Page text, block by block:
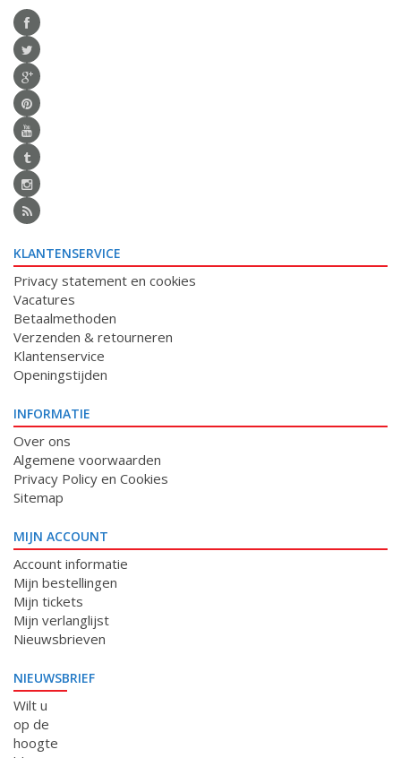
KLANTENSERVICE
Privacy statement en cookies
Vacatures
Betaalmethoden
Verzenden & retourneren
Klantenservice
Openingstijden
INFORMATIE
Over ons
Algemene voorwaarden
Privacy Policy en Cookies
Sitemap
MIJN ACCOUNT
Account informatie
Mijn bestellingen
Mijn tickets
Mijn verlanglijst
Nieuwsbrieven
NIEUWSBRIEF
Wilt u
op de
hoogte